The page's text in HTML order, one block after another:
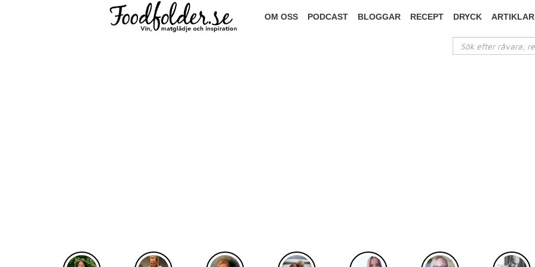
OM OSS PODCAST BLOGGAR RECEPT DRYCK ARTIKLAR